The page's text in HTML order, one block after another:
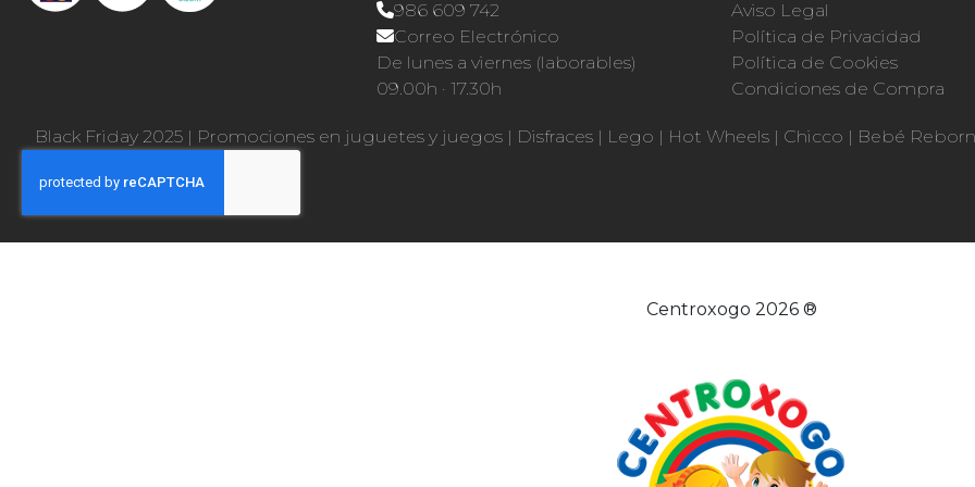
986 609 742
Correo Electrónico
De lunes a viernes (laborables)
09.00h · 17.30h
Aviso Legal
Política de Privacidad
Política de Cookies
Condiciones de Compra
Black Friday 2025 | Promociones en juguetes y juegos | Disfraces | Lego | Hot Wheels | Chicco | Bebé Reborn
Centroxogo 2026 ®